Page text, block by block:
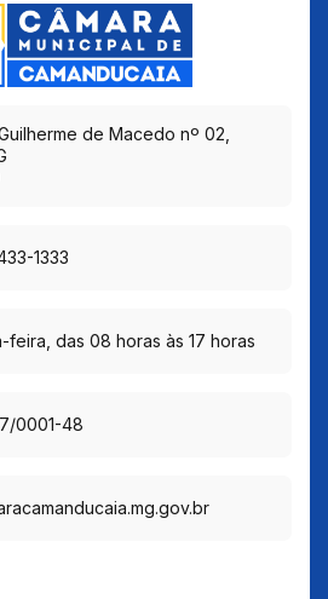
de Macedo nº 02,
1333
feira, das 08 horas às 17 horas
0001-48